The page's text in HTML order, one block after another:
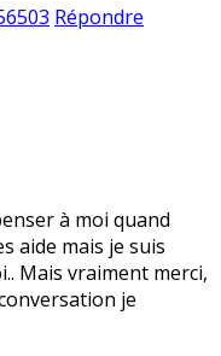
Répondre
à moi quand
aide mais je suis
Mais vraiment merci,
je